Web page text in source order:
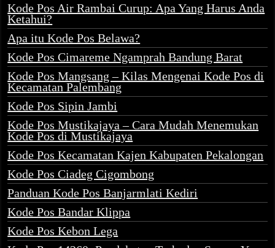
Kode Pos Air Rambai Curup: Apa Yang Harus Anda
Ketahui?
Apa itu Kode Pos Belawa?
Kode Pos Cimareme Ngamprah Bandung Barat
Kode Pos Mangsang – Kilas Mengenai Kode Pos di
Kecamatan Palembang
Kode Pos Sipin Jambi
Kode Pos Mustikajaya – Cara Mudah Menemukan
Kode Pos di Mustikajaya
Kode Pos Kecamatan Kajen Kabupaten Pekalongan
Kode Pos Ciadeg Cigombong
Panduan Kode Pos Banjarmlati Kediri
Kode Pos Bandar Klippa
Kode Pos Kebon Lega